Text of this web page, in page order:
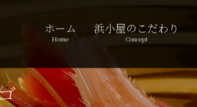
ホーム
Home
浜小屋のこだわり
Concept